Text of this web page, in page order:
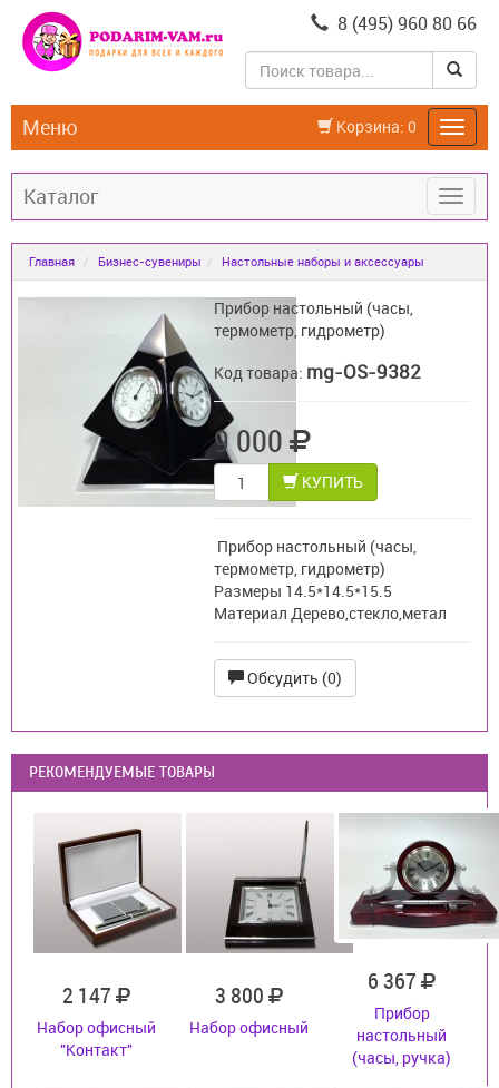
8 (495) 960 80 66
Корзина: 0
Меню
Каталог
Главная Бизнес-сувениры Настольные наборы и аксессуары
Прибор настольный (часы,
термометр, гидрометр)
Код товара: mg-OS-9382
9 000
КУПИТЬ
Прибор настольный (часы,
термометр, гидрометр)
Размеры 14.5*14.5*15.5
Материал Дерево,стекло,метал
Обсудить (0)
РЕКОМЕНДУЕМЫЕ ТОВАРЫ
2 147
Набор офисный
''Контакт''
3 800
Набор офисный
6 367
Прибор
настольный
(часы, ручка)